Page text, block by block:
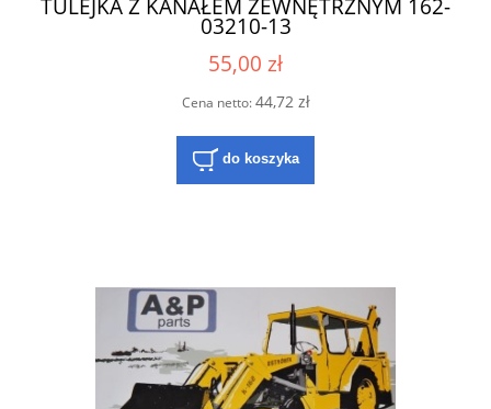
TULEJKA Z KANAŁEM ZEWNĘTRZNYM 162-
03210-13
55,00 zł
Cena netto:44,72 zł
do koszyka